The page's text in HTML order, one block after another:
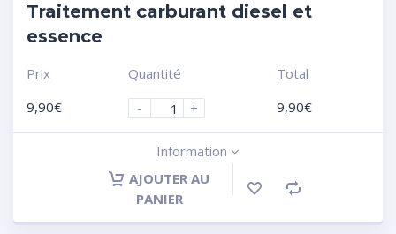
Traitement carburant diesel et
essence
Prix
9,90€
Quantité
-
+
Total
9,90€
Information
AJOUTER AU
PANIER